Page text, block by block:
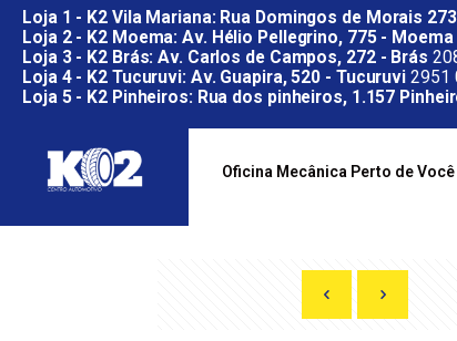
Loja 1 - K2 Vila Mariana: Rua Domingos de Morais
Loja 2 - K2 Moema: Av. Hélio Pellegrino, 775 - Moema
Loja 3 - K2 Brás: Av. Carlos de Campos, 272 - Brás
Loja 4 - K2 Tucuruvi: Av. Guapira, 520 - Tucuruvi 2951
Loja 5 - K2 Pinheiros: Rua dos pinheiros, 1.157
Oficina Mecânica Perto de Você